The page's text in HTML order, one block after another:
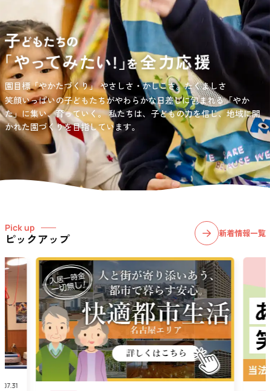
負担の少ない介護、ふれあいを大切にする介護、笑顔が溢れている
介護を目指して。
愛知・岐阜・長野の3県下で38施設・151事業所の介護関連事業所を運
営する社会福祉法人サン・ビジョンでは、今後ますます高まる介護
ニーズに幅広く対応していきます。
園目標「やかたづくり」やさしさ・かしこさ。たくましさ
笑顔いっぱいの子どもたちがやわらかな日差しに包まれる「やか
た」に集い、育っていく。私たちは、子どもの力を信じ、地域に開
かれた園づくりを目指しています。
サンサン・スクール東山公園では、小学生の児童が放課後安心して
過ごせる環境を提供するとともに、宿題・クラブ活動(英語・習字・
選択)などの学習面にも力を入れて行っている学童保育所です。
特別養護老人ホーム
短期入所生活介護
通所介護
居宅介護支援
グレイスフル砧公園
東京都世田谷区大蔵 3丁目4番12号
お問い合わせ先
03-6411-5781
担当：宮澤
Pick up
ピックアップ 新着情報一覧